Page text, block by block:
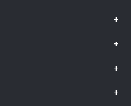
+
+
+
+